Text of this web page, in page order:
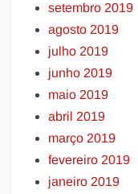
setembro 2019
agosto 2019
julho 2019
junho 2019
maio 2019
abril 2019
março 2019
fevereiro 2019
janeiro 2019